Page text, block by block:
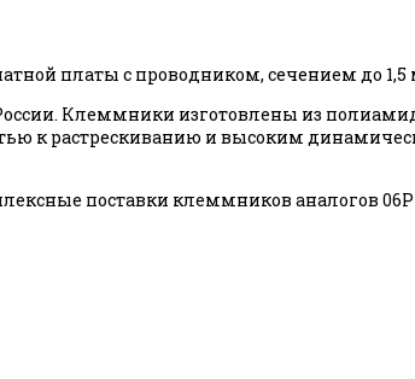
платы с проводником, сечением до
Клеммники изготовлены из
к растрескиванию и высоким
поставки клеммников аналогов